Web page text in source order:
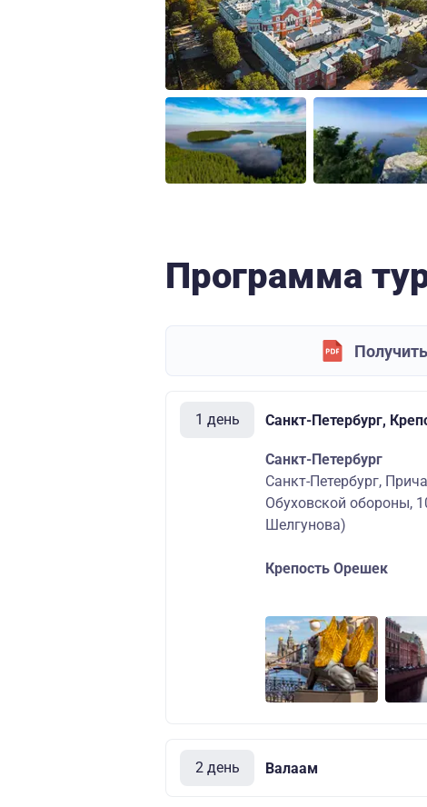
Программа
1 день Санкт-Петербург,
Санкт-Петербург
Санкт-Петербург,
Обуховской обороны,
Шелгунова)
Крепость Орешек
2 день Валаам